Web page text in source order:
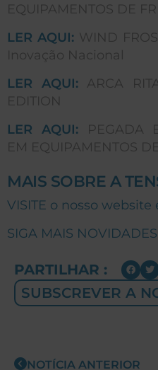
EQUIPAMENTOS DE
LER AQUI: WIND
Inovação Nacional
LER AQUI:
ARCA
EDITION
LER AQUI:
PEGADA
EM EQUIPAMENTOS
MAIS SOBRE A
VISITE o nosso website
SIGA MAIS NOVIDADES
PARTILHAR :
SUBSCREVER A
NOTÍCIA ANTERIOR